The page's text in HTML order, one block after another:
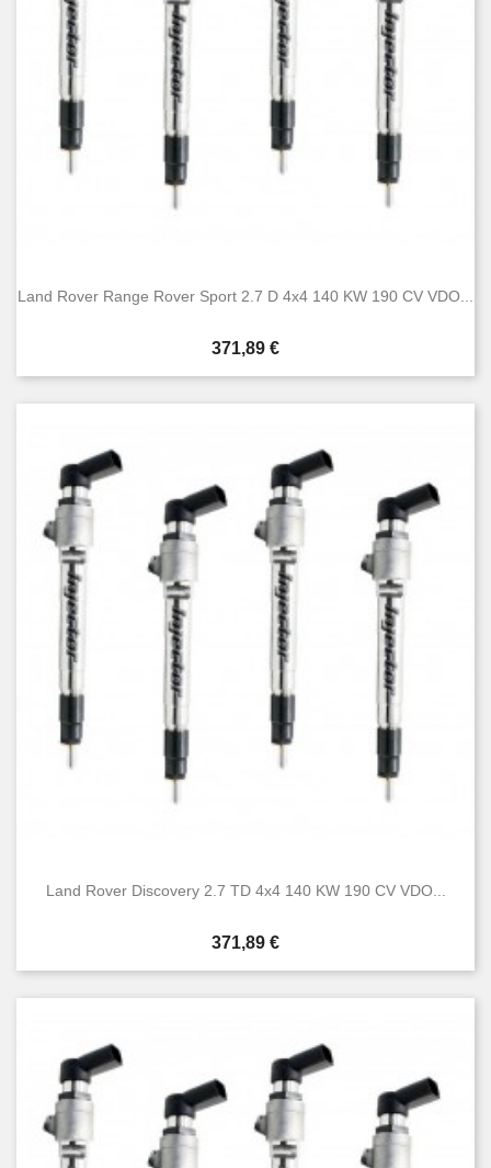
Land Rover Range Rover Sport 2.7 D 4x4 140 KW 190 CV VDO...
Prezzo
371,89 €
Land Rover Discovery 2.7 TD 4x4 140 KW 190 CV VDO...
Prezzo
371,89 €